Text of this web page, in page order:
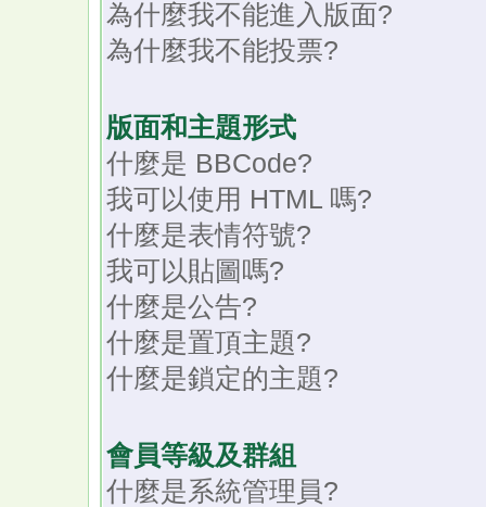
為什麼我不能進入版面?
為什麼我不能投票?
版面和主題形式
什麼是 BBCode?
我可以使用 HTML 嗎?
什麼是表情符號?
我可以貼圖嗎?
什麼是公告?
什麼是置頂主題?
什麼是鎖定的主題?
會員等級及群組
什麼是系統管理員?